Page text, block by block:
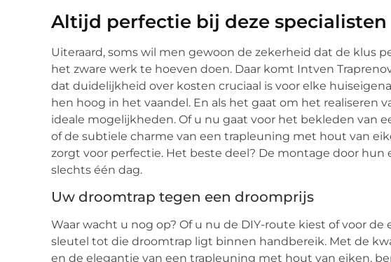
Altijd perfectie bij deze specialisten
Uiteraard, soms wil men gewoon de zekerheid dat de klus
het zware werk te hoeven doen. Daar komt Intven
dat duidelijkheid over kosten cruciaal is voor elke
hen hoog in het vaandel. En als het gaat om het realiseren
ideale mogelijkheden. Of u nu gaat voor het bekleden van
of de subtiele charme van een trapleuning met hout van
zorgt voor perfectie. Het beste deel? De montage door hun
slechts één dag.
Uw droomtrap tegen een droomprijs
Waar wacht u nog op? Of u nu de DIY-route kiest of voor de
sleutel tot die droomtrap ligt binnen handbereik. Met de
en de elegantie van een trapleuning met hout van eiken,